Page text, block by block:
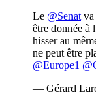
Le @Senat va
être donnée à
hisser au
ne peut être
@Europe1
— Gérard